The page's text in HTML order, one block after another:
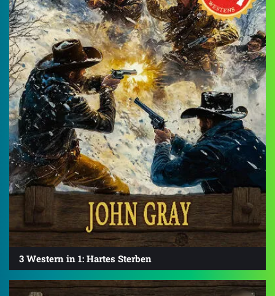
3 Western in 1: Hartes Sterben